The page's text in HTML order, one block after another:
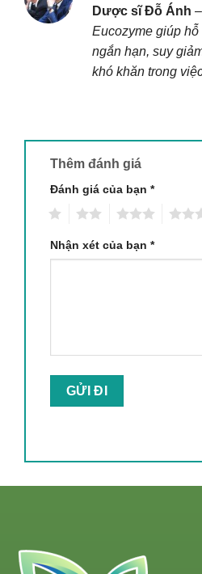
Được xếp
hạng
sao
Dược sĩ Đỗ Ánh –
Eucozyme giúp
ngắn hạn, suy
khó khăn trong
Thêm đánh giá
Đánh giá của bạn *
Nhận xét của bạn *